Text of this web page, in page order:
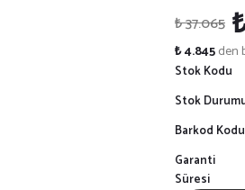
₺ 37.065
₺ 4.845den
Stok Kodu
Stok
Barkod Kodu
Garanti
Süresi